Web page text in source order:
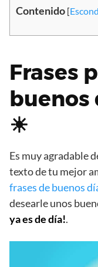
Contenido [
Frases
buenos
☀
Es muy agradable
texto de tu mejor
frases de buenos
desearle unos
ya es de día!.